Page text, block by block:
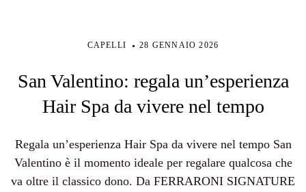
CAPELLI 28 GENNAIO 2026
San Valentino: regala un’esperienza
Hair Spa da vivere nel tempo
Regala un’esperienza Hair Spa da vivere nel tempo San
Valentino è il momento ideale per regalare qualcosa che
va oltre il classico dono. Da FERRARONI SIGNATURE